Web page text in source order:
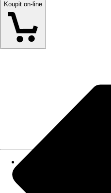
Koupit on-line